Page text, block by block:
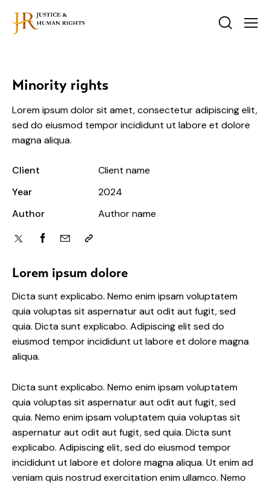
Minority rights
Lorem ipsum dolor sit amet, consectetur adipiscing elit,
sed do eiusmod tempor incididunt ut labore et dolore
magna aliqua.
Client
Client name
Year
2024
Author
Author name
Lorem ipsum dolore
Dicta sunt explicabo. Nemo enim ipsam voluptatem
quia voluptas sit aspernatur aut odit aut fugit, sed
quia. Dicta sunt explicabo. Adipiscing elit sed do
eiusmod tempor incididunt ut labore et dolore magna
aliqua.
Dicta sunt explicabo. Nemo enim ipsam voluptatem
quia voluptas sit aspernatur aut odit aut fugit, sed
quia. Nemo enim ipsam voluptatem quia voluptas sit
aspernatur aut odit aut fugit, sed quia. Dicta sunt
explicabo. Adipiscing elit, sed do eiusmod tempor
incididunt ut labore et dolore magna aliqua. Ut enim ad
veniam quis nostrud exercitation enim ullamco. Nemo